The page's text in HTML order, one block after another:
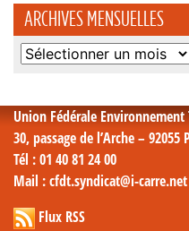
ARCHIVES MENSUELLES
Archives
Union Fédérale
30, passage de l’Arche – 92055
Tél : 01 40 81 24 00
Mail : cfdt.syndicat@i-carre.net
Flux RSS